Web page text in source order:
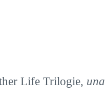
Life Trilogie,